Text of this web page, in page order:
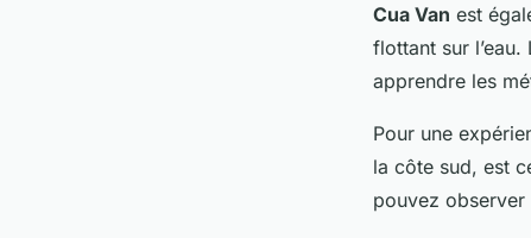
Cua Van est
flottant sur l’eau.
apprendre les
Pour une
la côte sud, est
pouvez